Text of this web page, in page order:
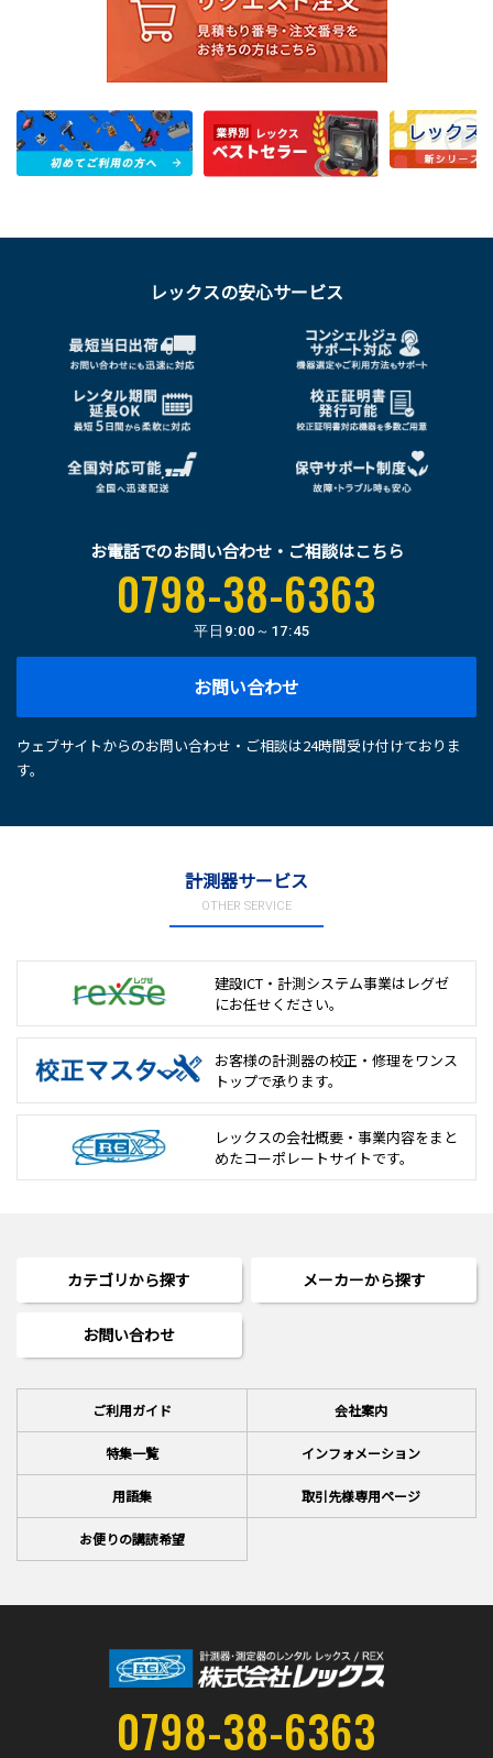
レックスの安心サービス
お電話でのお問い合わせ・ご相談はこちら
0798-38-6363
平日 9:00～17:45
お問い合わせ
ウェブサイトからのお問い合わせ・ご相談は24時間受け付けておりま
す。
計測器サービス
OTHER SERVICE
建設ICT・計測システム事業は レグゼ
にお任せください。
お客様の計測器の校正・修理をワンス
トップで承ります。
レックスの会社概要・事業内容をまと
めたコーポレートサイトです。
カテゴリから探す メーカーから探す
お問い合わせ
ご利用ガイド 会社案内
特集一覧 インフォメーション
用語集 取引先様専用ページ
お便りの講読希望
0798-38-6363